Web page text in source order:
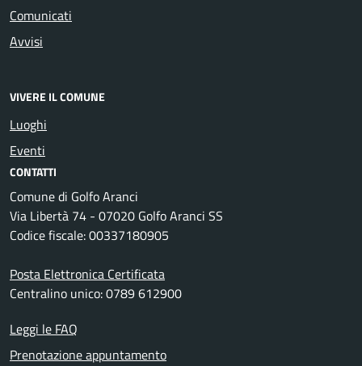
Comunicati
Avvisi
VIVERE IL COMUNE
Luoghi
Eventi
CONTATTI
Comune di Golfo Aranci
Via Libertà 74 - 07020 Golfo Aranci SS
Codice fiscale: 00337180905
Posta Elettronica Certificata
Centralino unico: 0789 612900
Leggi le FAQ
Prenotazione appuntamento